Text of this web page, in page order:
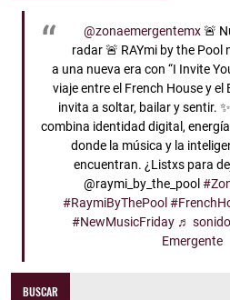
@zonaemergentemx🚨
radar 🚨 RAYmi by the Pool
a una nueva era con “I Invite
viaje entre el French House y el
invita a soltar, bailar y sentir.
combina identidad digital,
donde la música y la
encuentran. ¿Listxs para
@raymi_by_the_pool
#RaymiByThePool
#NewMusicFriday ♬
Emergente
BUSCAR